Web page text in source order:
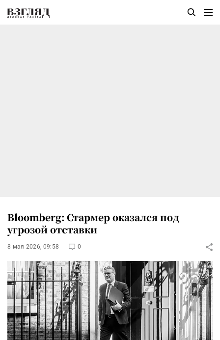
Bloomberg: Стармер оказался под
угрозой отставки
8 мая 2026, 09:58 0